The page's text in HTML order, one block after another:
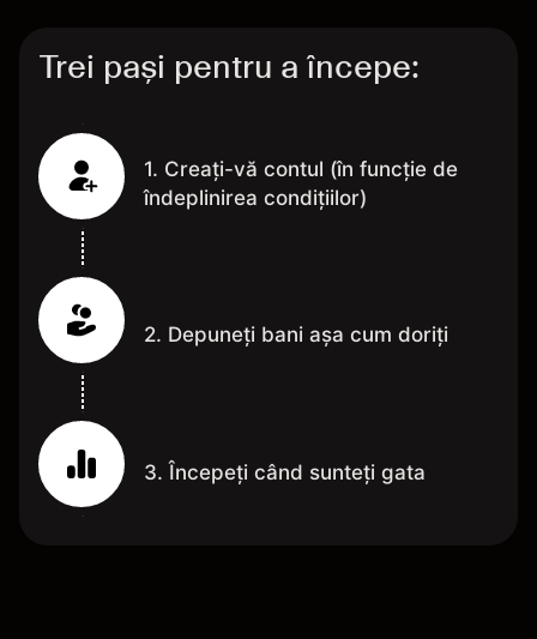
Trei pași pentru a începe:
1. Creați-vă contul (în funcție de
îndeplinirea condițiilor)
2. Depuneți bani așa cum doriți
3. Începeți când sunteți gata